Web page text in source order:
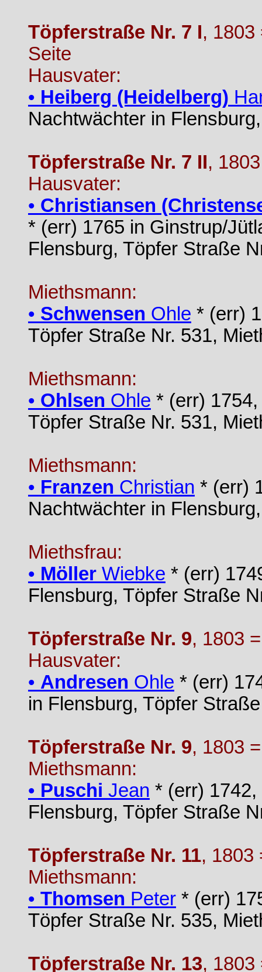
Töpferstraße Nr. 7 I, 1803
Seite
Hausvater:
• Heiberg (Heidelberg)
Nachtwächter in
Töpferstraße Nr. 7 II,
Hausvater:
• Christiansen
* (err) 1765 in Ginstrup/
Flensburg, Töpfer Straße
Miethsmann:
• Schwensen Ohle * (err)
Töpfer Straße Nr. 531,
Miethsmann:
• Ohlsen Ohle * (err)
Töpfer Straße Nr. 531,
Miethsmann:
• Franzen Christian * (err)
Nachtwächter in
Miethsfrau:
• Möller Wiebke * (err)
Flensburg, Töpfer Straße
Töpferstraße Nr. 9, 1803
Hausvater:
• Andresen Ohle * (err)
in Flensburg, Töpfer
Töpferstraße Nr. 9, 1803
Miethsmann:
• Puschi Jean * (err)
Flensburg, Töpfer Straße
Töpferstraße Nr. 11, 1803
Miethsmann:
• Thomsen Peter * (err)
Töpfer Straße Nr. 535,
Töpferstraße Nr. 13, 1803